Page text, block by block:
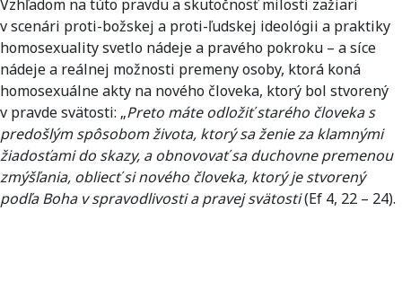
Vzhľadom na túto pravdu a skutočnosť milosti zažiari
v scenári proti-božskej a proti-ľudskej ideológii a praktiky
homosexuality svetlo nádeje a pravého pokroku – a síce
nádeje a reálnej možnosti premeny osoby, ktorá koná
homosexuálne akty na nového človeka, ktorý bol stvorený
v pravde svätosti: „Preto máte odložiť starého človeka s
predošlým spôsobom života, ktorý sa ženie za klamnými
žiadosťami do skazy, a obnovovať sa duchovne premenou
zmýšľania, obliecť si nového človeka, ktorý je stvorený
podľa Boha v spravodlivosti a pravej svätosti(Ef 4, 22 – 24).